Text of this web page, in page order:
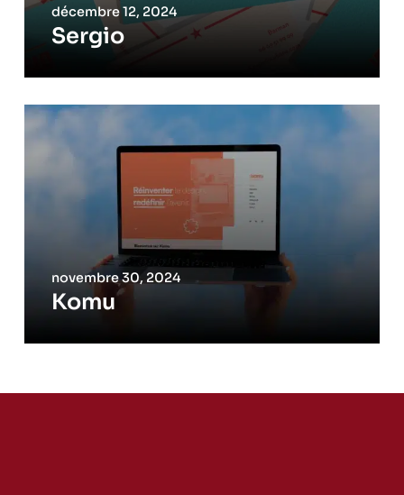
décembre 12, 2024
Sergio
novembre 30, 2024
Komu